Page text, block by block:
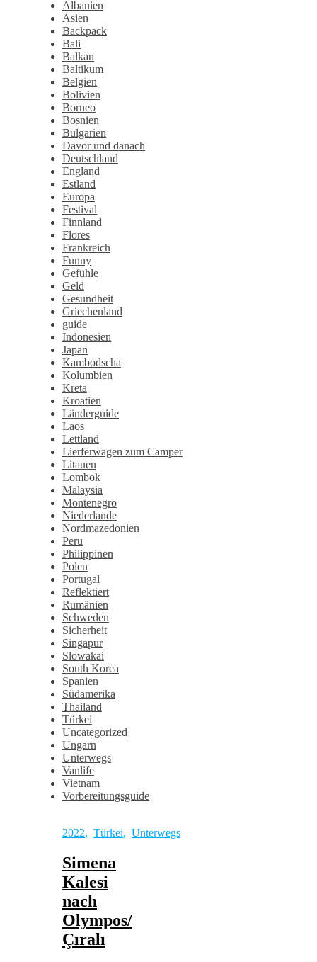
Albanien
Asien
Backpack
Bali
Balkan
Baltikum
Belgien
Bolivien
Borneo
Bosnien
Bulgarien
Davor und danach
Deutschland
England
Estland
Europa
Festival
Finnland
Flores
Frankreich
Funny
Gefühle
Geld
Gesundheit
Griechenland
guide
Indonesien
Japan
Kambodscha
Kolumbien
Kreta
Kroatien
Länderguide
Laos
Lettland
Lierferwagen zum Camper
Litauen
Lombok
Malaysia
Montenegro
Niederlande
Nordmazedonien
Peru
Philippinen
Polen
Portugal
Reflektiert
Rumänien
Schweden
Sicherheit
Singapur
Slowakai
South Korea
Spanien
Südamerika
Thailand
Türkei
Uncategorized
Ungarn
Unterwegs
Vanlife
Vietnam
Vorbereitungsguide
2022, Türkei, Unterwegs
Simena
Kalesi
nach
Olympos/
Çıralı